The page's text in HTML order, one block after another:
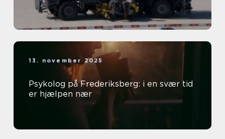
13. november 2025
Psykolog på Frederiksberg: i en svær tid
er hjælpen nær